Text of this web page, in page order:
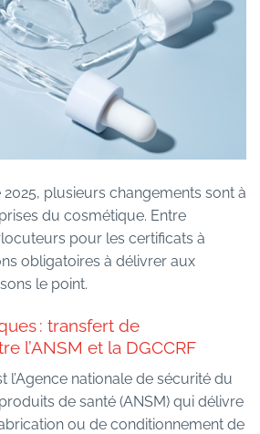
2025, plusieurs changements sont à
du cosmétique. Entre
pour les certificats à
obligatoires à délivrer aux
le point.
: transfert de
l’ANSM et la DGCCRF
l’Agence nationale de sécurité du
de santé (ANSM) qui délivre
ou de conditionnement de